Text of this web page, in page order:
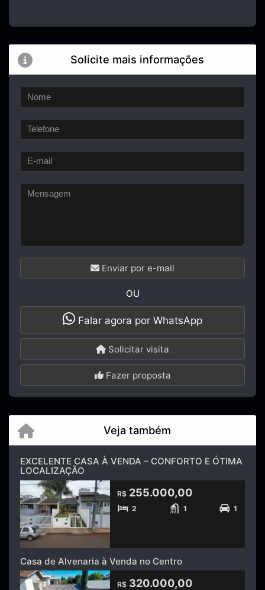
Solicite mais informações
Enviar por e-mail
OU
Falar agora por WhatsApp
Solicitar visita
Fazer proposta
Veja também
EXCELENTE CASA À VENDA – CONFORTO E ÓTIMA
LOCALIZAÇÃO
R$ 255.000,00
2 1 1
Casa de Alvenaria à Venda no Centro
R$ 320.000,00